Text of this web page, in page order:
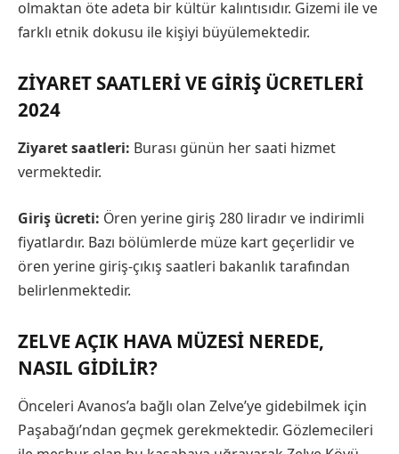
olmaktan öte adeta bir kültür kalıntısıdır. Gizemi ile ve
farklı etnik dokusu ile kişiyi büyülemektedir.
ZIYARET SAATLERI VE GIRIŞ ÜCRETLERI
2024
Ziyaret saatleri: Burası günün her saati hizmet
vermektedir.
Giriş ücreti: Ören yerine giriş 280 liradır ve indirimli
fiyatlardır. Bazı bölümlerde müze kart geçerlidir ve
ören yerine giriş-çıkış saatleri bakanlık tarafından
belirlenmektedir.
ZELVE AÇIK HAVA MÜZESI NEREDE,
NASIL GIDILIR?
Önceleri Avanos’a bağlı olan Zelve’ye gidebilmek için
Paşabağı’ndan geçmek gerekmektedir. Gözlemecileri